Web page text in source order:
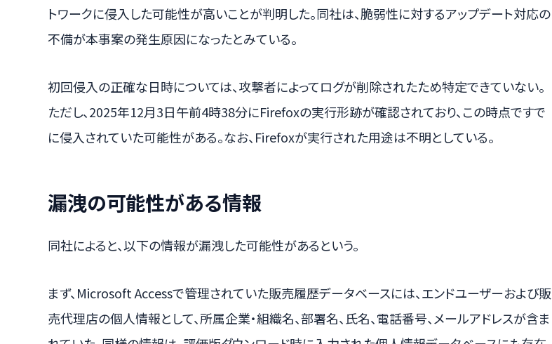
トワークに侵入した可能性が高いことが判明した。同社は、脆弱性に対するアップデート対応の
不備が本事案の発生原因になったとみている。
初回侵入の正確な日時については、攻撃者によってログが削除されたため特定できていない。
ただし、2025年12月3日午前4時38分にFirefoxの実行形跡が確認されており、この時点ですで
に侵入されていた可能性がある。なお、Firefoxが実行された用途は不明としている。
漏洩の可能性がある情報
同社によると、以下の情報が漏洩した可能性があるという。
まず、Microsoft Accessで管理されていた販売履歴データベースには、エンドユーザーおよび販
売代理店の個人情報として、所属企業・組織名、部署名、氏名、電話番号、メールアドレスが含ま